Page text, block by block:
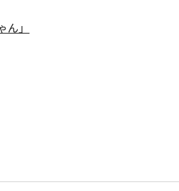
ん」